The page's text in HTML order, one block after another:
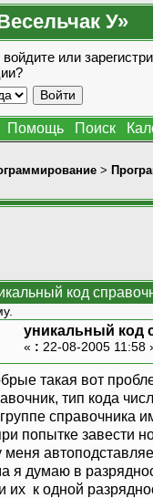
У»
войдите или
Помощь Поиск
>
код
уникальный код
« : 22-08-2005 11:58
такая вот
тип кода
справочника
попытке завести
меня
я думаю в
их к одной